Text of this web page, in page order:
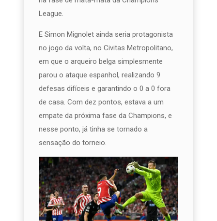
League.
E Simon Mignolet ainda seria protagonista
no jogo da volta, no Civitas Metropolitano,
em que o arqueiro belga simplesmente
parou o ataque espanhol, realizando 9
defesas difíceis e garantindo o 0 a 0 fora
de casa. Com dez pontos, estava a um
empate da próxima fase da Champions, e
nesse ponto, já tinha se tornado a
sensação do torneio.